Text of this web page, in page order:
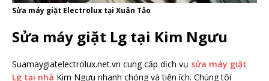
Sửa máy giặt Electrolux tại Xuân Tảo
Sửa máy giặt Lg tại Kim Ngưu
Suamaygiatelectrolux.net.vn cung cấp dịch vụ sửa máy giặt
Lg tại nhà Kim Ngưu nhanh chóng và tiện ích. Chúng tôi